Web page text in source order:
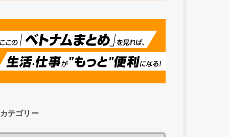
カテゴリー